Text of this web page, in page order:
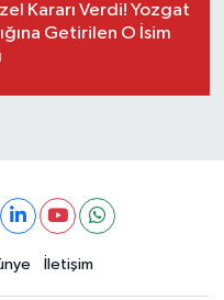
Kararı Verdi! Yozgat
Getirilen O İsim
İletişim